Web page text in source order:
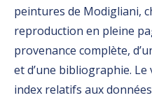
peintures de Modigliani,
reproduction en pleine
provenance complète,
et d’une bibliographie.
index relatifs aux